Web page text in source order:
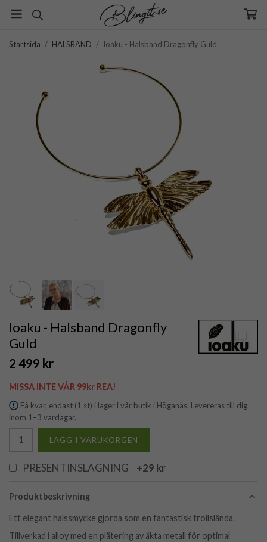
Startsida / HALSBAND / Ioaku - Halsband Dragonfly Guld
Ioaku - Halsband Dragonfly
Guld
2 499 kr
MISSA INTE VÅR 99kr REA!
Få kvar, endast (1 st) i lager i vår butik i Höganäs. Levereras till dig
inom 1–3 vardagar.
LÄGG I VARUKORGEN
PRESENTINSLAGNING +29 kr
Produktbeskrivning
Ett elegant halssmycke gjorda som en fantastisk trollslända.
Tillverkad i alloy med en plätering av äkta metall för optimal